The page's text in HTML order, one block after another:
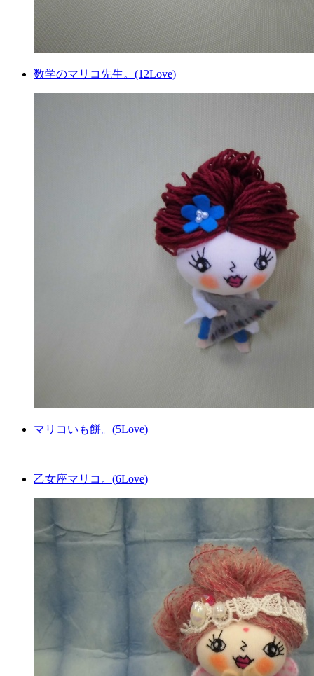
数学のマリコ先生。(12Love)
マリコいも餅。(5Love)
乙女座マリコ。(6Love)